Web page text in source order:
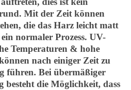
Mit der Zeit können
die das Harz leicht matt
normaler Prozess. UV-
Temperaturen & hohe
nach einiger Zeit zu
führen. Bei übermäßiger
besteht die Möglichkeit, dass